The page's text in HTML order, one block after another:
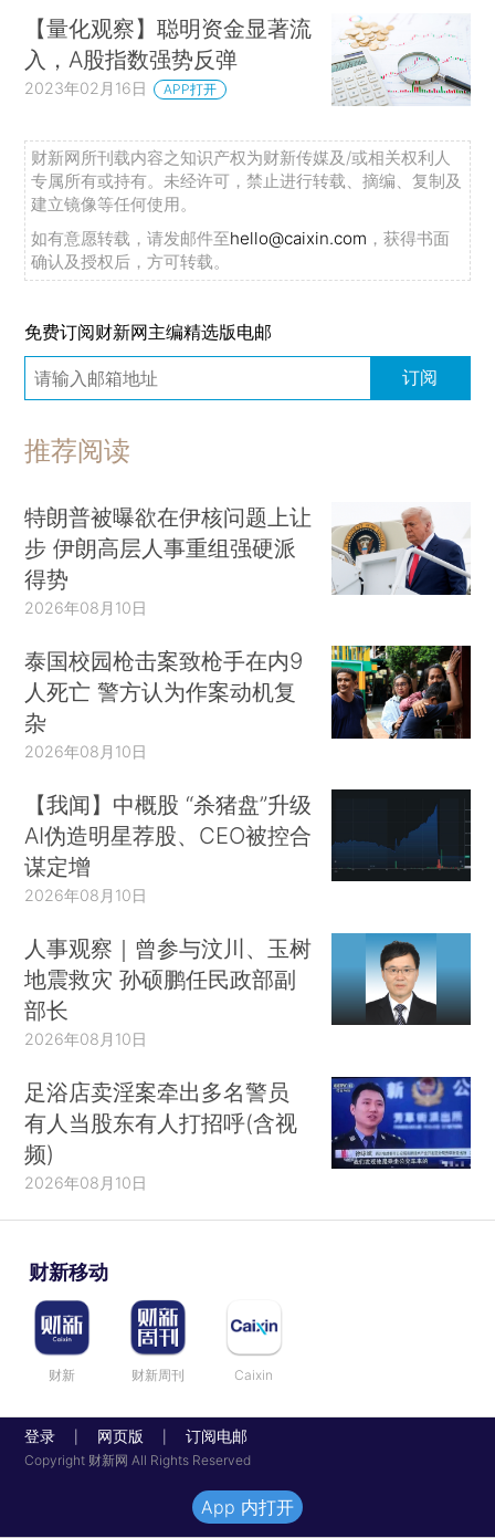
【量化观察】聪明资金显著流
入，A股指数强势反弹
2023年02月16日 APP打开
财新网所刊载内容之知识产权为财新传媒及/或相关权利人
专属所有或持有。未经许可，禁止进行转载、摘编、复制及
建立镜像等任何使用。
如有意愿转载，请发邮件至hello@caixin.com ，获得书面
确认及授权后，方可转载。
免费订阅财新网主编精选版电邮
订阅
推荐阅读
特朗普被曝欲在伊核问题上让
步 伊朗高层人事重组强硬派
得势
2026年08月10日
泰国校园枪击案致枪手在内9
人死亡 警方认为作案动机复
杂
2026年08月10日
【我闻】中概股 “杀猪盘”升级
AI伪造明星荐股、CEO被控合
谋定增
2026年08月10日
人事观察｜曾参与汶川、玉树
地震救灾 孙硕鹏任民政部副
部长
2026年08月10日
足浴店卖淫案牵出多名警员
有人当股东有人打招呼(含视
频)
2026年08月10日
财新移动
财新 财新周刊 Caixin
登录 网页版 订阅电邮
Copyright 财新网 All Rights Reserved
App 内打开